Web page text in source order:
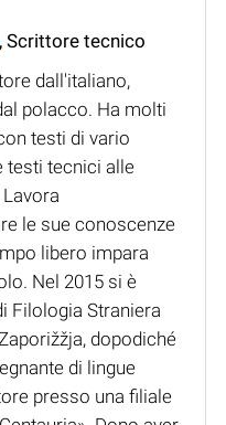
, Scrittore tecnico
dall'italiano,
polacco. Ha molti
testi di vario
testi tecnici alle
le sue conoscenze
libero impara
Nel 2015 si è
Filologia Straniera
dopodiché
di lingue
presso una filiale